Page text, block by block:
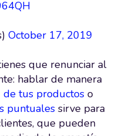
October 17, 2019
que renunciar al
hablar de manera
de tus productos o
puntuales sirve para
que pueden